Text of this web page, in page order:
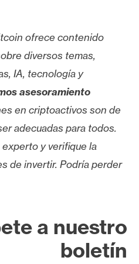
ofrece contenido
diversos temas,
IA, tecnología y
asesoramiento
en criptoactivos son de
adecuadas para todos.
y verifique la
de invertir. Podría perder
a nuestro
boletín